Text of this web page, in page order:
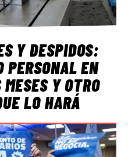
Y DESPIDOS:
PERSONAL EN
Y OTRO
LO HARÁ